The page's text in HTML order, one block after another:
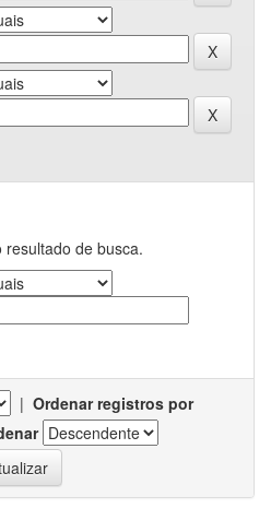
de busca.
| Ordenar registros por